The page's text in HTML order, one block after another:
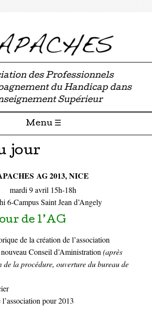
des Professionnels
du Handicap dans
Supérieur
Menu ☰
contenu
jour
AG 2013, NICE
mardi 9 avril 15h-18h
6-Campus Saint Jean d’Angely
de l’AG
de la création de l’association
Conseil d’Aministration(après
de la procédure, ouverture du bureau de
pour 2013